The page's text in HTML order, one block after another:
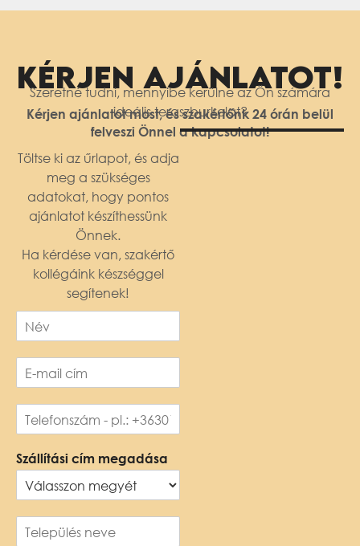
KÉRJEN AJÁNLATOT!
Szeretné tudni, mennyibe kerülne az Ön számára
ideális teraszburkolat?
Kérjen ajánlatot most, és szakértőnk 24 órán belül
felveszi Önnel a kapcsolatot!
Töltse ki az űrlapot, és adja
meg a szükséges
adatokat, hogy pontos
ajánlatot készíthessünk
Önnek.
Ha kérdése van, szakértő
kollégáink készséggel
segítenek!
Szállítási cím megadása